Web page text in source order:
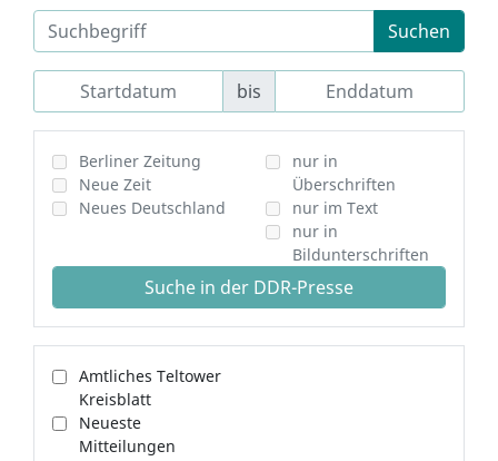
Suchen
bis
Berliner Zeitung
Neue Zeit
Neues Deutschland
nur in
Überschriften
nur im Text
nur in
Bildunterschriften
Suche in der DDR-Presse
Amtliches Teltower
Kreisblatt
Neueste
Mitteilungen